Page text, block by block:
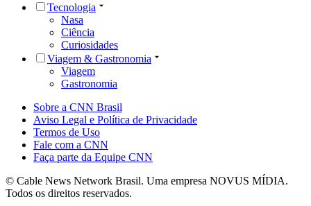
Tecnologia
Nasa
Ciência
Curiosidades
Viagem & Gastronomia
Viagem
Gastronomia
Sobre a CNN Brasil
Aviso Legal e Política de Privacidade
Termos de Uso
Fale com a CNN
Faça parte da Equipe CNN
© Cable News Network Brasil. Uma empresa NOVUS MÍDIA.
Todos os direitos reservados.